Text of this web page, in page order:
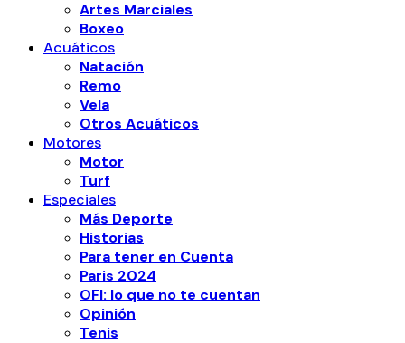
Artes Marciales
Boxeo
Acuáticos
Natación
Remo
Vela
Otros Acuáticos
Motores
Motor
Turf
Especiales
Más Deporte
Historias
Para tener en Cuenta
Paris 2024
OFI: lo que no te cuentan
Opinión
Tenis